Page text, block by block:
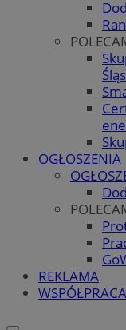
OGŁOSZENIA
REKLAMA
WSPÓŁPRACA